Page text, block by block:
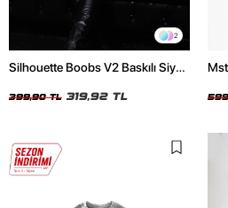
2
Silhouette Boobs V2 Baskılı Siyah
399,90 TL 319,92 TL